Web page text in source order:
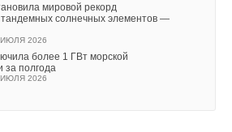
мировой рекорд
солнечных элементов —
2026
более 1 ГВт морской
за полгода
2026